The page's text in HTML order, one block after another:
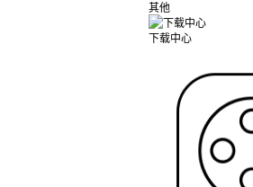
其他
下载中心